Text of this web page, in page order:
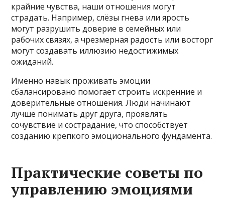
крайние чувства, наши отношения могут
страдать. Например, слёзы гнева или ярость
могут разрушить доверие в семейных или
рабочих связях, а чрезмерная радость или восторг
могут создавать иллюзию недостижимых
ожиданий.
Именно навык проживать эмоции
сбалансировано помогает строить искренние и
доверительные отношения. Люди начинают
лучше понимать друг друга, проявлять
сочувствие и сострадание, что способствует
созданию крепкого эмоционального фундамента.
Практические советы по
управлению эмоциями